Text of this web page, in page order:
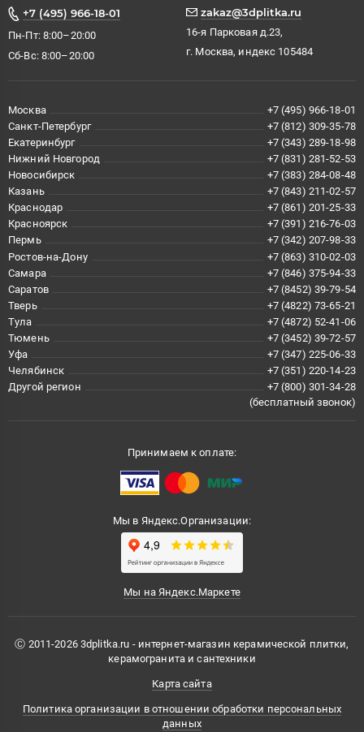
+7 (495) 966-18-01
Пн-Пт: 8:00–20:00
Сб-Вс: 8:00–20:00
zakaz@3dplitka.ru
16-я Парковая д.23,
г. Москва, индекс 105484
Москва
+7 (495) 966-18-01
Санкт-Петербург
+7 (812) 309-35-78
Екатеринбург
+7 (343) 289-18-98
Нижний Новгород
+7 (831) 281-52-53
Новосибирск
+7 (383) 284-08-48
Казань
+7 (843) 211-02-57
Краснодар
+7 (861) 201-25-33
Красноярск
+7 (391) 216-76-03
Пермь
+7 (342) 207-98-33
Ростов-на-Дону
+7 (863) 310-02-03
Самара
+7 (846) 375-94-33
Саратов
+7 (8452) 39-79-54
Тверь
+7 (4822) 73-65-21
Тула
+7 (4872) 52-41-06
Тюмень
+7 (3452) 39-72-57
Уфа
+7 (347) 225-06-33
Челябинск
+7 (351) 220-14-23
Другой регион
+7 (800) 301-34-28
(бесплатный звонок)
Принимаем к оплате:
Мы в Яндекс.Организации:
Мы на Яндекс.Маркете
Ⓒ 2011-2026 3dplitka.ru - интернет-магазин керамической плитки,
керамогранита и сантехники
Карта сайта
Политика организации в отношении обработки персональных
данных